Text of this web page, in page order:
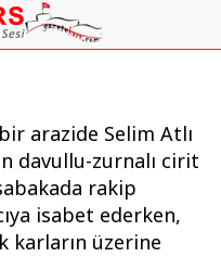
arazide Selim Atlı
davullu-zurnalı cirit
rakip
isabet ederken,
karların üzerine